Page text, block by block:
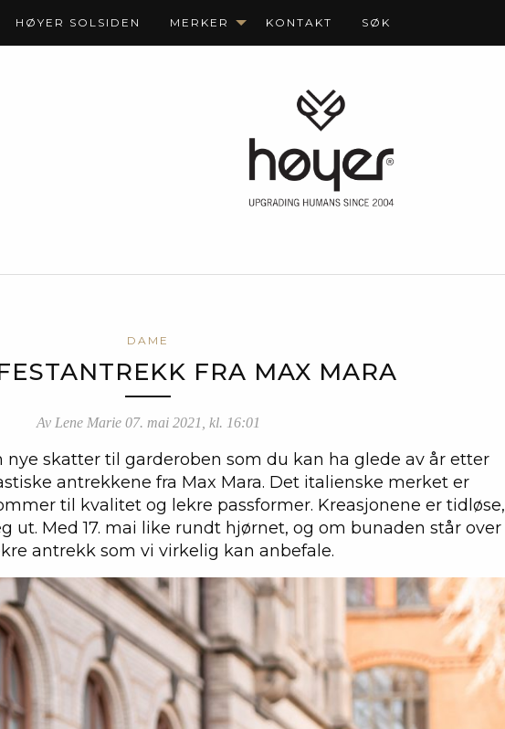
HØYER SOLSIDEN MERKER KONTAKT SØK
DAME
FRA MAX MARA
Av Lene Marie 07. mai 2021, kl. 16:01
skatter til garderoben som du kan ha glede av år etter
antrekkene fra Max Mara. Det italienske merket er
til kvalitet og lekre passformer. Kreasjonene er tidløse,
ut. Med 17. mai like rundt hjørnet, og om bunaden står over
antrekk som vi virkelig kan anbefale.